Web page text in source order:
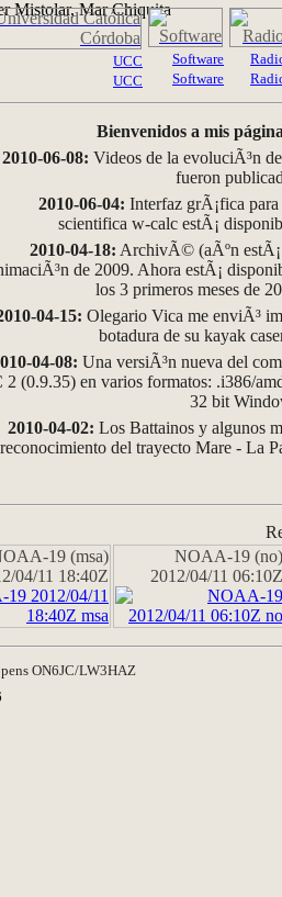
UCC
UCC
Software
Software
Bienvenidos a mis
2010-06-08: Videos de la evoluciÃ³n
fueron
2010-06-04: Interfaz grÃ¡fica
scientifica w-calc estÃ¡
2010-04-18: ArchivÃ© (aÃºn
de 2009. Ahora estÃ¡
los 3 primeros meses de
04-15: Olegario Vica me enviÃ³
botadura de su kayak
04-08: Una versiÃ³n nueva del
2 (0.9.35) en varios formatos: .i386/
32 bit
2010-04-02: Los Battainos y algunos
reconocimiento del trayecto Mare - La
19 (msa)
04/11 18:40Z
NOAA-19 (no)
2012/04/11 06:10Z
ON6JC/LW3HAZ